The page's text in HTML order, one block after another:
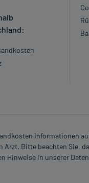
Informationen
Bitte beachten Sie,
Hinweise in unserer